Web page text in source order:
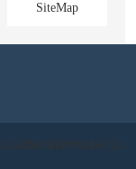
SiteMap